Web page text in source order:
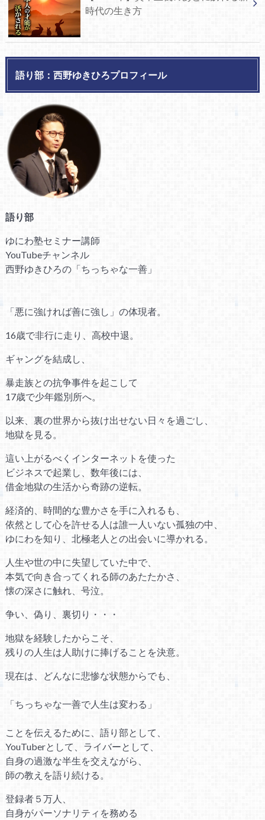
時代の生き方
語り部：西野ゆきひろプロフィール
語り部
ゆにわ塾セミナー講師
YouTubeチャンネル
西野ゆきひろの「ちっちゃな一善」
「悪に強ければ善に強し」の体現者。
16歳で非行に走り、高校中退。
ギャングを結成し、
暴走族との抗争事件を起こして
17歳で少年鑑別所へ。
以来、裏の世界から抜け出せない日々を過ごし、
地獄を見る。
這い上がるべくインターネットを使った
ビジネスで起業し、数年後には、
借金地獄の生活から奇跡の逆転。
経済的、時間的な豊かさを手に入れるも、
依然として心を許せる人は誰一人いない孤独の中、
ゆにわを知り、北極老人との出会いに導かれる。
人生や世の中に失望していた中で、
本気で向き合ってくれる師のあたたかさ、
懐の深さに触れ、号泣。
争い、偽り、裏切り・・・
地獄を経験したからこそ、
残りの人生は人助けに捧げることを決意。
現在は、どんなに悲惨な状態からでも、
「ちっちゃな一善で人生は変わる」
ことを伝えるために、語り部として、
YouTuberとして、ライバーとして、
自身の過激な半生を交えながら、
師の教えを語り続ける。
登録者５万人、
自身がパーソナリティを務める